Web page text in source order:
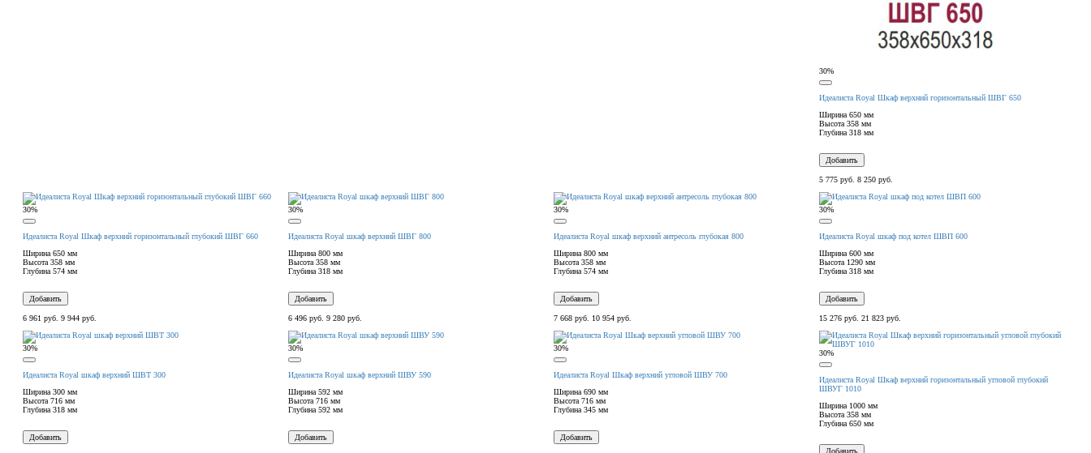
30%
Идеалиста Royal Шкаф верхний горизонтальный ШВГ 650
Ширина 650 мм
Высота 358 мм
Глубина 318 мм
Добавить
5 775 руб. 8 250 руб.
30%
Идеалиста Royal Шкаф верхний горизонтальный глубокий ШВГ 660
Ширина 650 мм
Высота 358 мм
Глубина 574 мм
Добавить
6 961 руб. 9 944 руб.
30%
Идеалиста Royal шкаф верхний ШВГ 800
Ширина 800 мм
Высота 358 мм
Глубина 318 мм
Добавить
6 496 руб. 9 280 руб.
30%
Идеалиста Royal шкаф верхний антресоль глубокая 800
Ширина 800 мм
Высота 358 мм
Глубина 574 мм
Добавить
7 668 руб. 10 954 руб.
30%
Идеалиста Royal шкаф под котел ШВП 600
Ширина 600 мм
Высота 1290 мм
Глубина 318 мм
Добавить
15 276 руб. 21 823 руб.
30%
Идеалиста Royal шкаф верхний ШВТ 300
Ширина 300 мм
Высота 716 мм
Глубина 318 мм
Добавить
30%
Идеалиста Royal шкаф верхний ШВУ 590
Ширина 592 мм
Высота 716 мм
Глубина 592 мм
Добавить
30%
Идеалиста Royal Шкаф верхний угловой ШВУ 700
Ширина 690 мм
Высота 716 мм
Глубина 345 мм
Добавить
30%
Идеалиста Royal Шкаф верхний горизонтальный угловой глубокий
ШВУГ 1010
Ширина 1000 мм
Высота 358 мм
Глубина 650 мм
Добавить